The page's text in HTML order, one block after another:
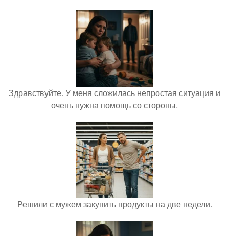
Здравствуйте. У меня сложилась непростая ситуация и
очень нужна помощь со стороны.
Решили с мужем закупить продукты на две недели.